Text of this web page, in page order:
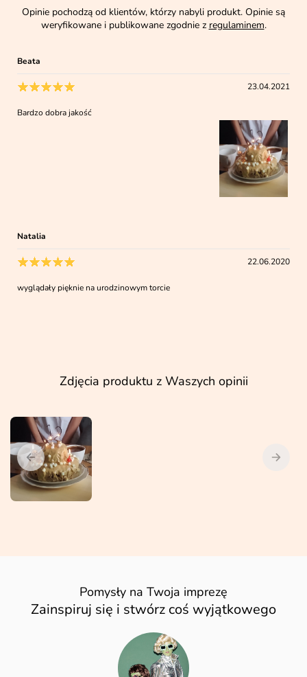
Opinie pochodzą od klientów, którzy nabyli produkt. Opinie są
weryfikowane i publikowane zgodnie z regulaminem.
Beata
23.04.2021
Bardzo dobra jakość
Natalia
22.06.2020
wyglądały pięknie na urodzinowym torcie
Zdjęcia produktu z Waszych opinii
Pomysły na Twoja imprezę
Zainspiruj się i stwórz coś wyjątkowego